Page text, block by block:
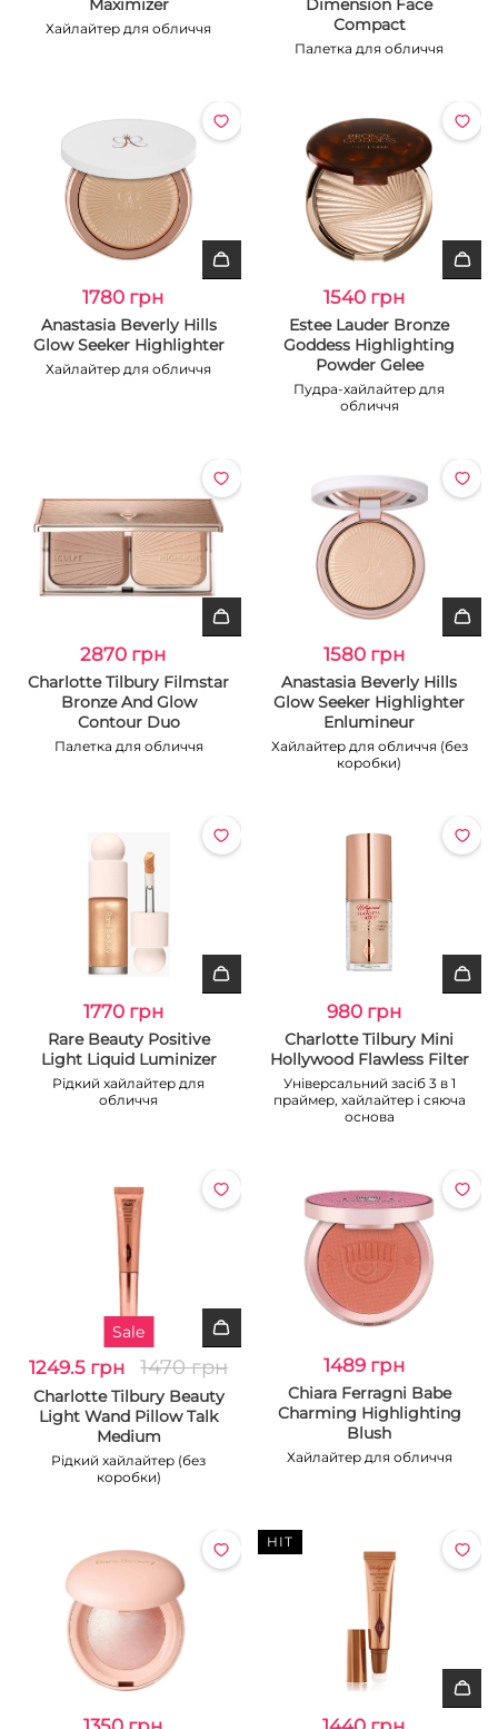
Maximizer
Хайлайтер для обличчя
Dimension Face
Compact
Палетка для обличчя
1780 грн
Anastasia Beverly Hills
Glow Seeker Highlighter
Хайлайтер для обличчя
1540 грн
Estee Lauder Bronze
Goddess Highlighting
Powder Gelee
Пудра-хайлайтер для
обличчя
2870 грн
Charlotte Tilbury Filmstar
Bronze And Glow
Contour Duo
Палетка для обличчя
1580 грн
Anastasia Beverly Hills
Glow Seeker Highlighter
Enlumineur
Хайлайтер для обличчя (без
коробки)
1770 грн
Rare Beauty Positive
Light Liquid Luminizer
Рідкий хайлайтер для
обличчя
980 грн
Charlotte Tilbury Mini
Hollywood Flawless Filter
Універсальний засіб 3 в 1
праймер, хайлайтер і сяюча
основа
Sale
1249.5 грн 1470 грн
Charlotte Tilbury Beauty
Light Wand Pillow Talk
Medium
Рідкий хайлайтер (без
коробки)
1489 грн
Chiara Ferragni Babe
Charming Highlighting
Blush
Хайлайтер для обличчя
HIT